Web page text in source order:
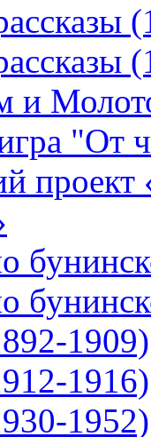
и
"От
1909)
1916)
1952)